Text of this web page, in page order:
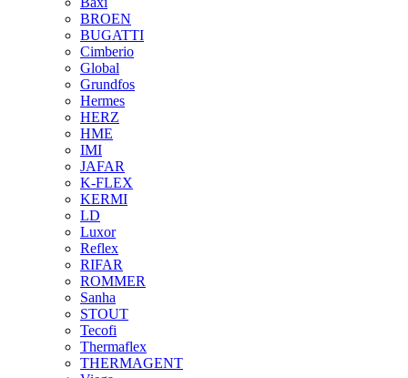
BROEN
BUGATTI
Cimberio
Global
Grundfos
Hermes
HERZ
HME
IMI
JAFAR
K-FLEX
KERMI
LD
Luxor
Reflex
RIFAR
ROMMER
Sanha
STOUT
Tecofi
Thermaflex
THERMAGENT